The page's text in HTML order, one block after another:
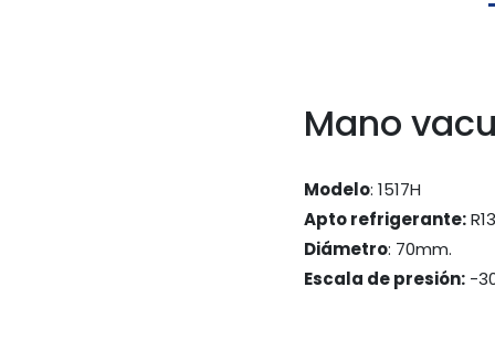
Mano
Modelo: 1517H
Apto refrigerante:
Diámetro: 70mm.
Escala de presión: -